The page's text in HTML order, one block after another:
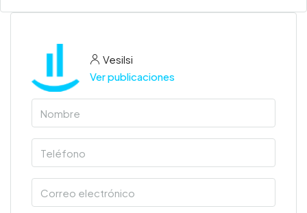
Vesilsi
Ver publicaciones